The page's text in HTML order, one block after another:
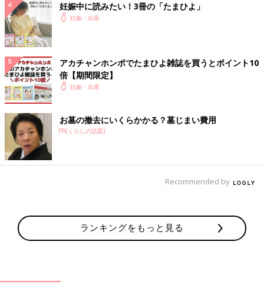
トマトなど水分が多いものを切ったあとは軽く傾けるだけで水切
りができるのがとても便利です。
妊娠中に読みたい！3冊の「たまひよ」
妊娠・出産
アカチャンホンポでたまひよ雑誌を買うとポイント10
倍【期間限定】
妊娠・出産
お墓の撤去にいくらかかる？墓じまい費用
PR(くらしの話題)
Recommended by
ランキングをもっと見る